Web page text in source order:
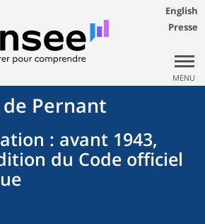
English
Presse
MENU
de Pernant
: avant 1943,
du Code officiel